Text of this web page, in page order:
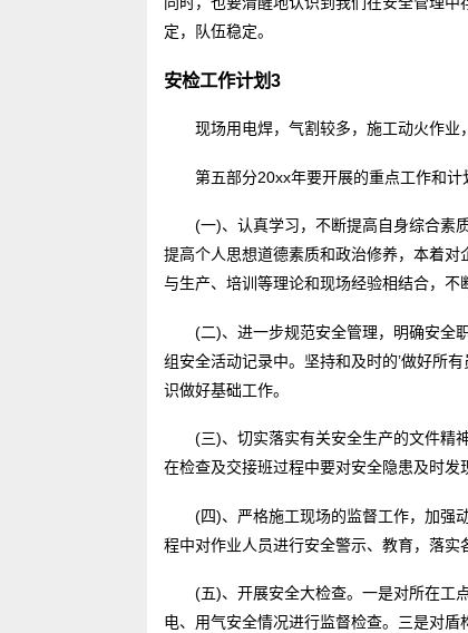
定，队伍稳定。
安检工作计划3
现场用电焊，气割较多，施工动火作业
第五部分20xx年要开展的重点工作和计
(一)、认真学习，不断提高自身综合素
提高个人思想道德素质和政治修养，本着
与生产、培训等理论和现场经验相结合，不
(二)、进一步规范安全管理，明确安全
组安全活动记录中。坚持和及时的’做好所
识做好基础工作。
(三)、切实落实有关安全生产的文件精
在检查及交接班过程中要对安全隐患及时发
(四)、严格施工现场的监督工作，加强
程中对作业人员进行安全警示、教育，落实
(五)、开展安全大检查。一是对所在工
电、用气安全情况进行监督检查。三是对